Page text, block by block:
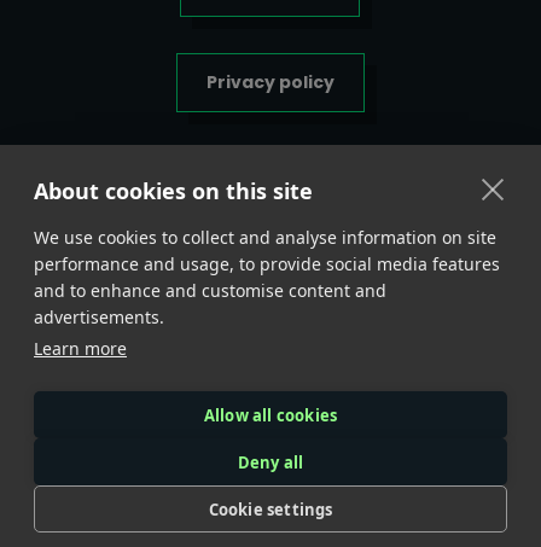
Privacy policy
Algemene voorwaarden
Belangrijkeinfo <
BTW: NL869086273B01
COPYRIGHT © 2025 // BTLSUPPS // ALL
About cookies on this site
We use cookies to collect and analyse information on site
performance and usage, to provide social media features
and to enhance and customise content and
advertisements.
Learn more
Allow all cookies
Deny all
Cookie settings